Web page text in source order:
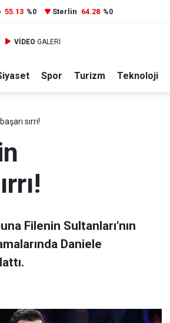
55.13 %0 Sterlin 64.28 %0
VİDEO GALERİ
Spor Turizm Teknoloji
sırrı!
Filenin Sultanları'nın
Daniele